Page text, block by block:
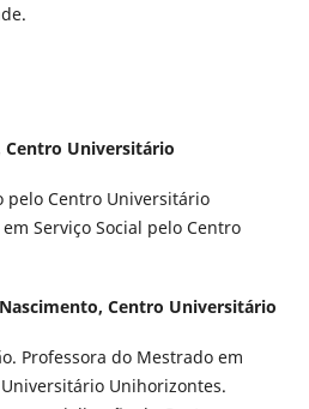
Centro Universitário
pelo Centro Universitário
Serviço Social pelo Centro
Centro Universitário
Professora do Mestrado em
Unihorizontes.